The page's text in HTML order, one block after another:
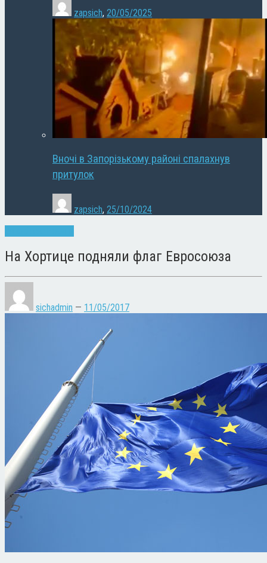
zapsich, 20/05/2025
Вночі в Запорізькому районі спалахнув
притулок
zapsich, 25/10/2024
На Хортице подняли флаг Евросоюза
sichadmin — 11/05/2017